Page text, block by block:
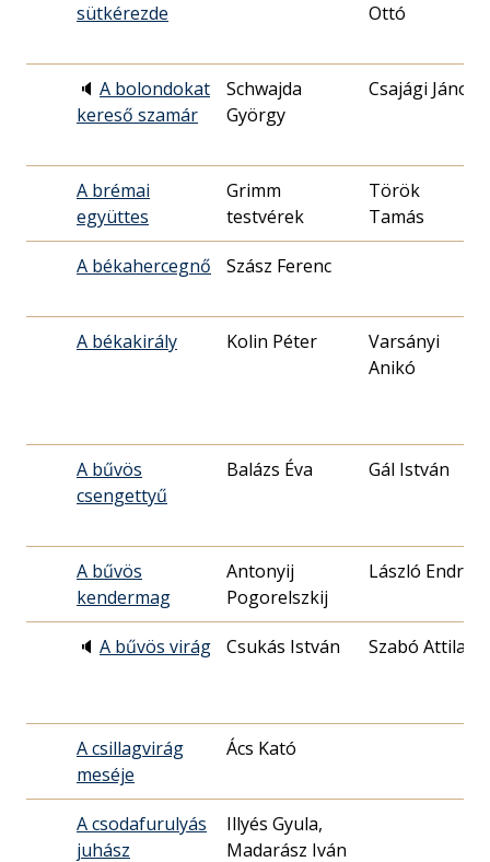
sütkérezde
Ottó
🔈 A bolondokat
kereső szamár
Schwajda
György
Csajági János
A brémai
együttes
Grimm
testvérek
Török
Tamás
A békahercegnő Szász Ferenc
A békakirály Kolin Péter
Varsányi
Anikó
A bűvös
csengettyű
Balázs Éva Gál István
A bűvös
kendermag
Antonyij
Pogorelszkij
László Endre
🔈 A bűvös virág Csukás István Szabó Attila
A csillagvirág
meséje
Ács Kató
A csodafurulyás
juhász
Illyés Gyula,
Madarász Iván